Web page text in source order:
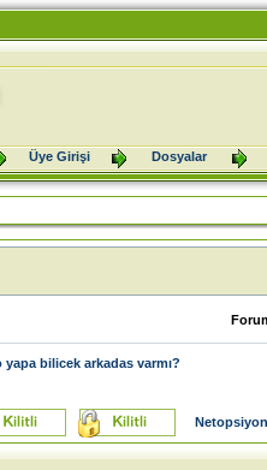
Üye Girişi Dosyalar
yapa bilicek arkadas varmı?